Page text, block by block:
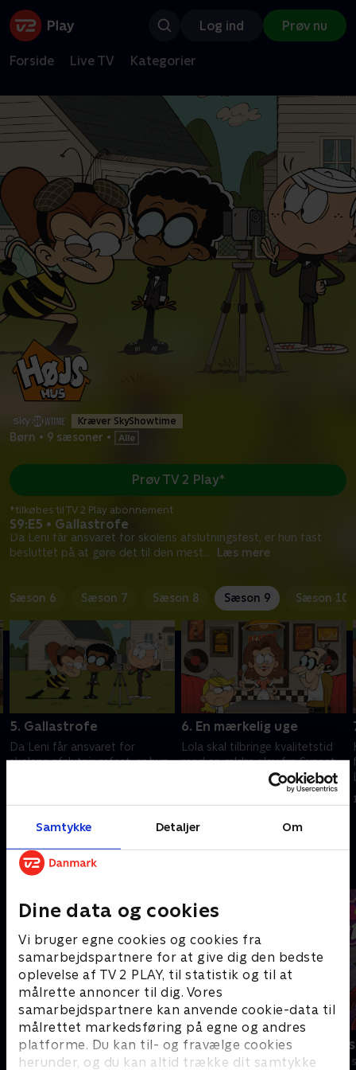
Samtykke Detaljer Om
Dine data og cookies
Vi bruger egne cookies og cookies fra
samarbejdspartnere for at give dig den bedste
oplevelse af TV 2 PLAY, til statistik og til at
målrette annoncer til dig. Vores
samarbejdspartnere kan anvende cookie-data til
målrettet markedsføring på egne og andres
platforme. Du kan til- og fravælge cookies
herunder, og du kan altid trække dit samtykke
Log ind Prøv nu
Forside Live TV Kategorier
Kræver SkyShowtime
Børn • 9 sæsoner •
S9:E5 • Gallastrofe
Da Leni får ansvaret for skolens afslutningsfest, er hun fast
besluttet på at gøre det til den mest... Læs mere
Prøv TV 2 Play*
*tilkøbes til TV 2 Play abonnement
Sæson 6 Sæson 7 Sæson 8 Sæson 9 Sæson 10
5. Gallastrofe
Da Leni får ansvaret for
skolens afslutningsfest, er hun
nogensinde.
6. En mærkelig uge
Lola skal tilbringe kvalitetstid
med en ældre elev fra Sunset
Canyon. Lynn ser fætter Shilohs
talent og vil bevise, hun er
bedre.
Andre så også
Modig og havfruen
Børneserier • 1 sæsoner
Totally Spies
Børneserier • 2